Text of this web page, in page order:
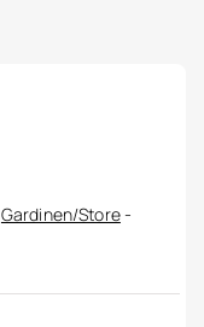
Gardinen/Store-